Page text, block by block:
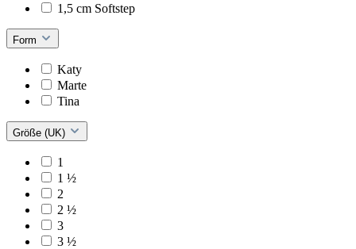
1,5 cm Softstep
Form
Katy
Marte
Tina
Größe (UK)
1
1 ½
2
2 ½
3
3 ½